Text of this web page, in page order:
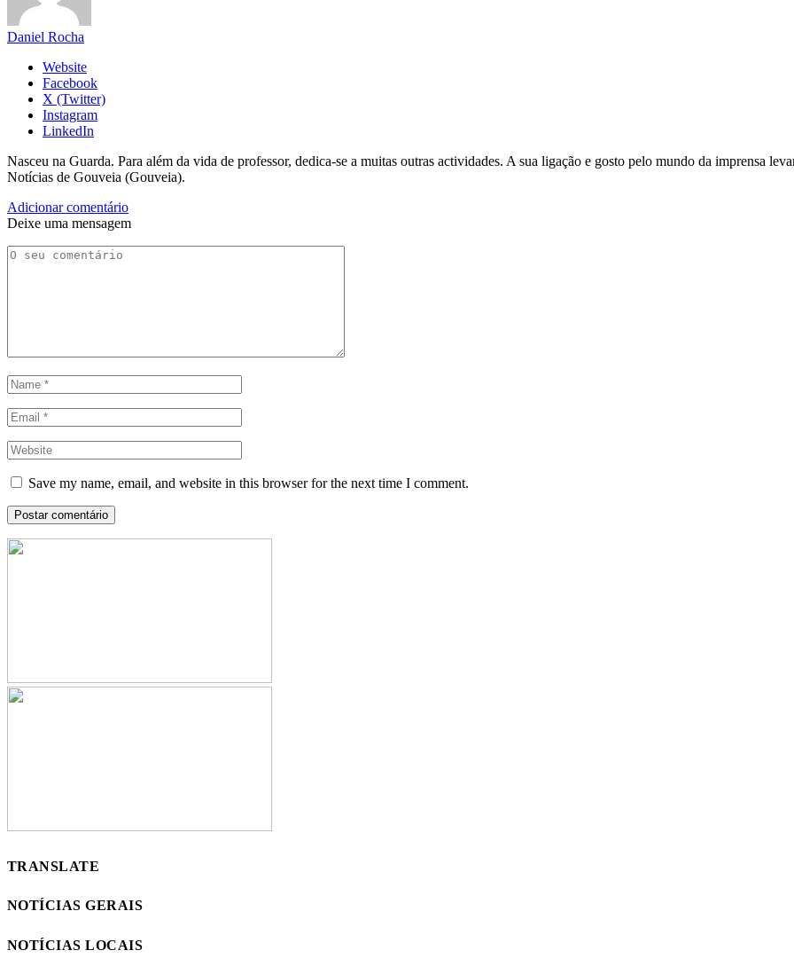
Daniel Rocha
Website
Facebook
X (Twitter)
Instagram
LinkedIn
Nasceu na Guarda. Para além da vida de professor, dedica-se a muitas outras actividades. A sua ligação e gosto pelo mundo da imprensa
Notícias de Gouveia (Gouveia).
Adicionar comentário
Deixe uma mensagem
Save my name, email, and website in this browser for the next time I comment.
TRANSLATE
NOTÍCIAS GERAIS
NOTÍCIAS LOCAIS